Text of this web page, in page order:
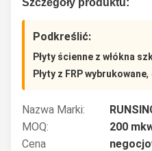
Szczegóły produktu:
Podkreślić:
Płyty ścienne z włókna
Płyty z FRP wybrukowane,
Nazwa Marki:
MOQ:
200
Cena